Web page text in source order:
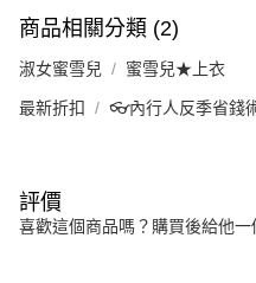
商品相關分類 (2)
淑女蜜雪兒 蜜雪兒★上衣
最新折扣 👓內行人反季省錢
評價
喜歡這個商品嗎？購買後給他一